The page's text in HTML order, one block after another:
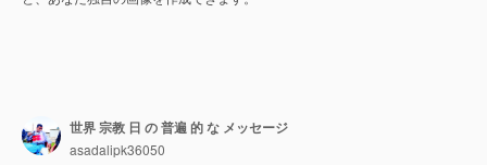
世界 宗教 日 の 普遍 的 な メッセージ
asadalipk36050